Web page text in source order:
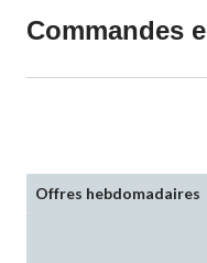
Commandes
Offres hebdomadaires